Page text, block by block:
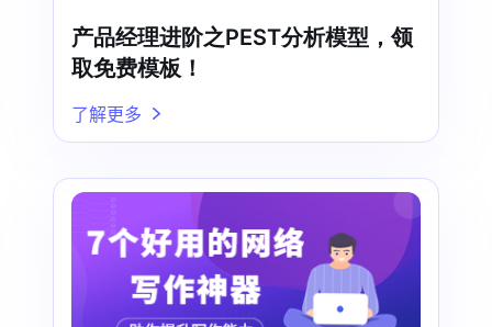
产品经理进阶之PEST分析模型，领
取免费模板！
了解更多